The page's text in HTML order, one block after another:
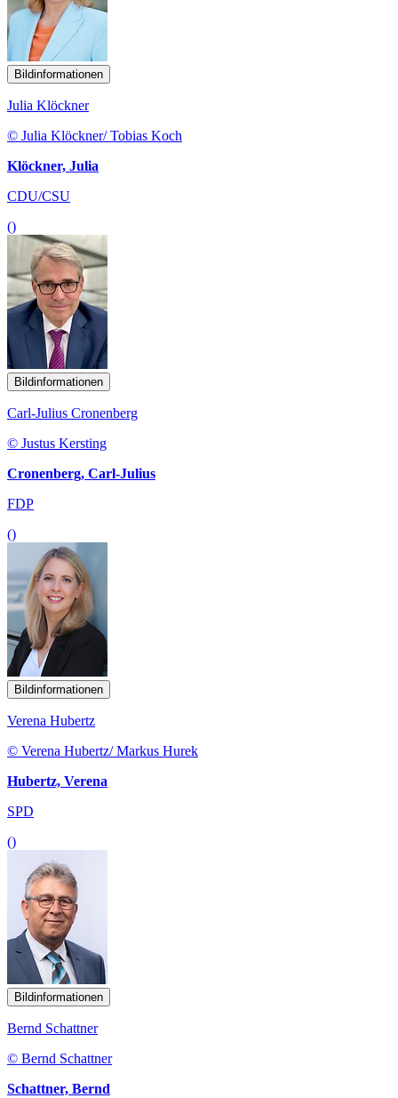
Bildinformationen
Julia Klöckner
© Julia Klöckner/ Tobias Koch
Klöckner, Julia
CDU/CSU
()
Bildinformationen
Carl-Julius Cronenberg
© Justus Kersting
Cronenberg, Carl-Julius
FDP
()
Bildinformationen
Verena Hubertz
© Verena Hubertz/ Markus Hurek
Hubertz, Verena
SPD
()
Bildinformationen
Bernd Schattner
© Bernd Schattner
Schattner, Bernd